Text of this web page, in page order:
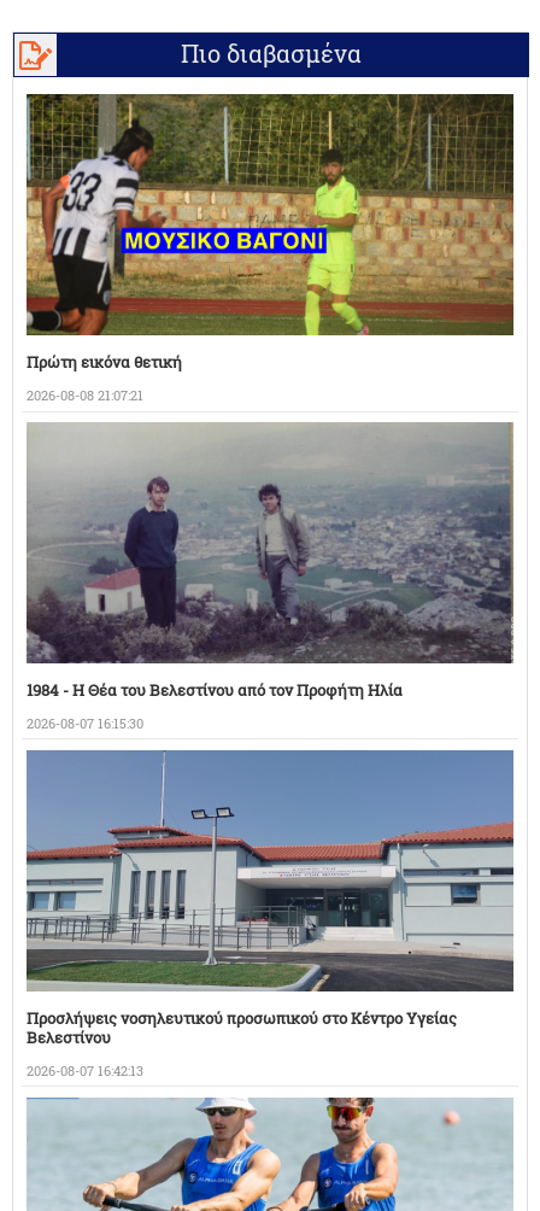
Πιο διαβασμένα
Πρώτη εικόνα θετική
2026-08-08 21:07:21
1984 - Η Θέα του Βελεστίνου από τον Προφήτη Ηλία
2026-08-07 16:15:30
Προσλήψεις νοσηλευτικού προσωπικού στο Κέντρο Υγείας
Βελεστίνου
2026-08-07 16:42:13